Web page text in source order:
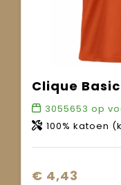
Clique
3055653 op
100% katoen (kleur 92: 99% katoen, 1% viscose / kleur
€ 4,43